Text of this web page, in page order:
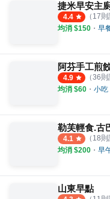
捷米早安主
4.4 （ 17則
均消 $150 ・ 早
阿芬手工煎
4.9 （36則
均消 $60 ・ 小吃
勒芙輕食.古
4.1 （ 18則
均消 $200 ・ 早
山東早點